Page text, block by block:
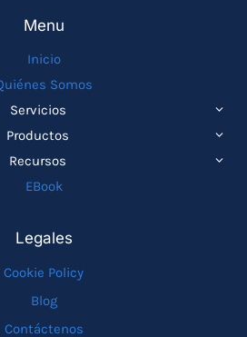
Menu
Inicio
Somos
Servicios
HIJO
Productos
HIJO
Recursos
EBook
Legales
Cookie Policy
Blog
Contáctenos